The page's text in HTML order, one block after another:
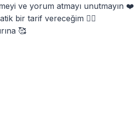
ve yorum atmayı unutmayın ❤️
bir tarif vereceğim 👌🏻
🥰